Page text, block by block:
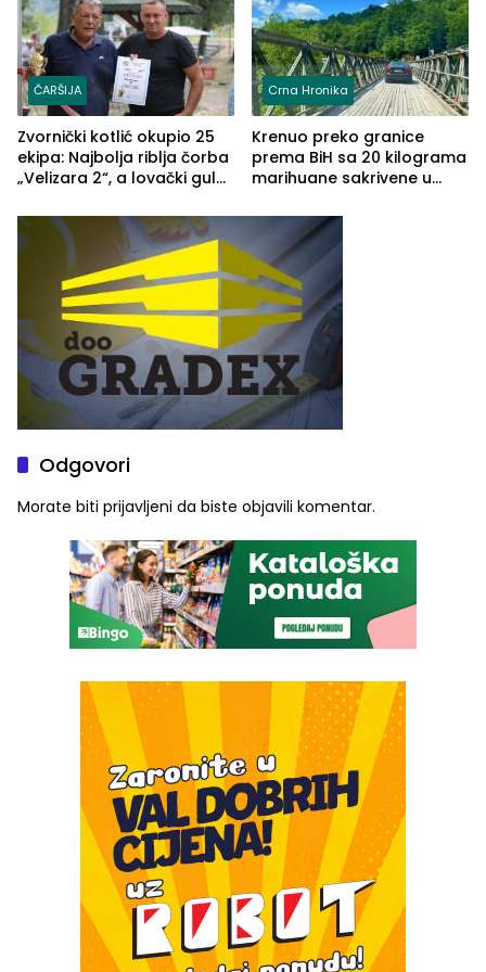
ČARŠIJA
Zvornički kotlić okupio 25
ekipa: Najbolja riblja čorba
„Velizara 2“, a lovački gulaš
Crna Hronika
Krenuo preko granice
prema BiH sa 20 kilograma
marihuane sakrivene u
Odgovori
Morate biti prijavljeni da biste objavili komentar.